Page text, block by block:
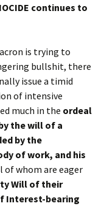
continues to
is trying to
bullshit, there
issue a timid
of intensive
much in the ordeal
the will of a
by the
of work, and his
of whom are eager
Will of their
Interest-bearing